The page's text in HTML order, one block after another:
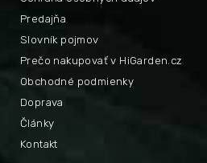
Prečo nakupovať v HiGarden.cz
Obchodné podmienky
Doprava
Predajňa
Články
Slovník pojmov
Kontakt